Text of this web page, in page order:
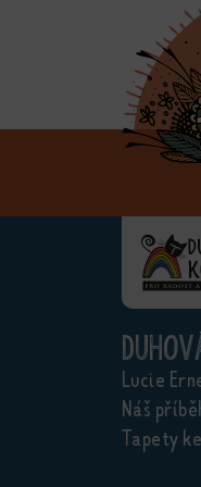
Lucie
Náš
Tapety